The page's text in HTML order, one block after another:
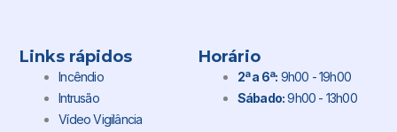
Links rápidos
Incêndio
Intrusão
Vídeo Vigilância
Horário
2ª a 6ª: 9h00 - 19h00
Sábado:9h00 - 13h00